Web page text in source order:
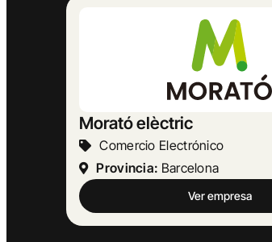
MASBELL RURAL
Turismo Y Hostelería
Provincia: Barcelona
Ver empresa